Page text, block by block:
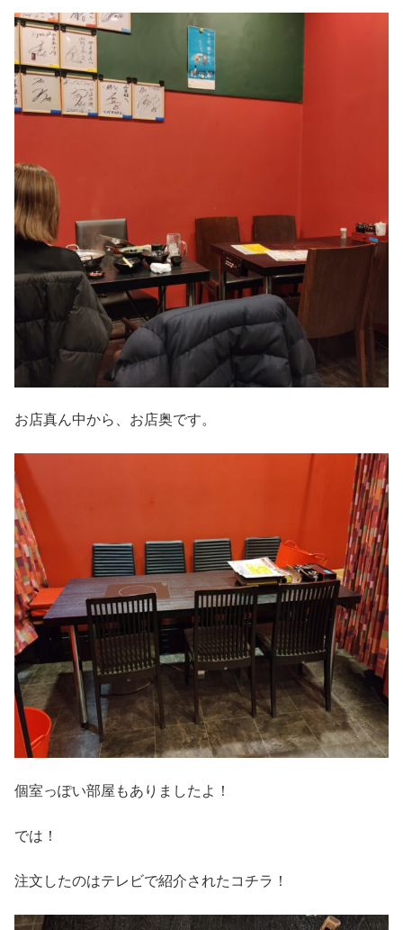
お店真ん中から、お店奥です。
個室っぽい部屋もありましたよ！
では！
注文したのはテレビで紹介されたコチラ！